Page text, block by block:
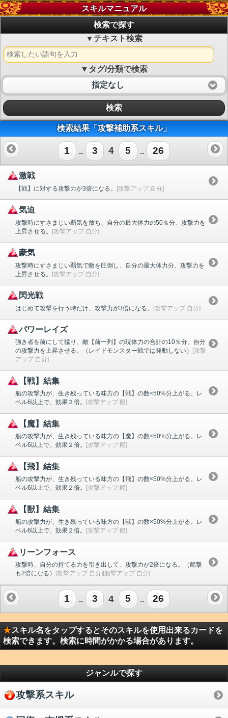
スキルマニュアル
検索で探す
▼テキスト検索
▼タグ/分類で検索
指定なし
検索
検索結果「攻撃補助系スキル」
1 .. 3 4 5 .. 26
激戦
【戦】に対する攻撃力が3倍になる。 [攻撃アップ:自分]
気迫
攻撃時にすさまじい覇気を放ち、自分の最大体力の50％分、攻撃力を
上昇させる。 [攻撃アップ:自分]
豪気
攻撃時にすさまじい覇気で敵を圧倒し、自分の最大体力分、攻撃力を
上昇させる。 [攻撃アップ:自分]
閃光戦
はじめて攻撃を行う時だけ、攻撃力が3倍になる。 [攻撃アップ:自分]
パワーレイズ
強き者を前にして猛り、敵【前一列】の現体力の合計の10％分、自分
の攻撃力を上昇させる。（レイドモンスター戦では発動しない）
[攻撃
アップ:自分]
【戦】結集
船の攻撃力が、生き残っている味方の【戦】の数×50%分上がる。レ
ベル6以上で、効果２倍。
[攻撃アップ:船]
【魔】結集
船の攻撃力が、生き残っている味方の【魔】の数×50%分上がる。レ
ベル6以上で、効果２倍。
[攻撃アップ:船]
【飛】結集
船の攻撃力が、生き残っている味方の【飛】の数×50%分上がる。レ
ベル6以上で、効果２倍。
[攻撃アップ:船]
【獣】結集
船の攻撃力が、生き残っている味方の【獣】の数×50%分上がる。レ
ベル6以上で、効果２倍。
[攻撃アップ:船]
リーンフォース
攻撃時、自分の持てる力を引き出して、攻撃力が2倍になる。（船撃
も2倍になる）
[攻撃アップ:自分][船撃アップ:自分]
1 3 4 5 26
★スキル名をタップするとそのスキルを使用出来るカードを
検索できます。検索に時間がかかる場合があります。
ジャンルで探す
攻撃系スキル